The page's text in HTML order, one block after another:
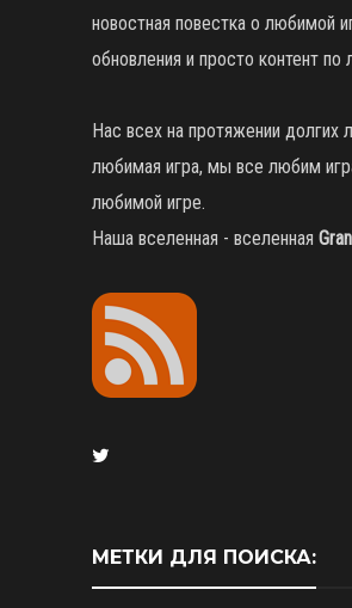
новостная повестка о любимой
обновления и просто контент
Нас всех на протяжении долгих
любимая игра, мы все любим
любимой игре.
Наша вселенная - вселенная
МЕТКИ ДЛЯ ПОИСКА: